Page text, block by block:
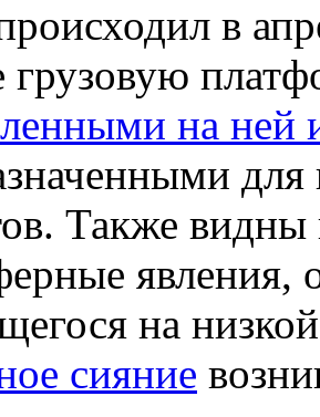
в
грузовую
на ней
для
Также
явления,
на
сияние